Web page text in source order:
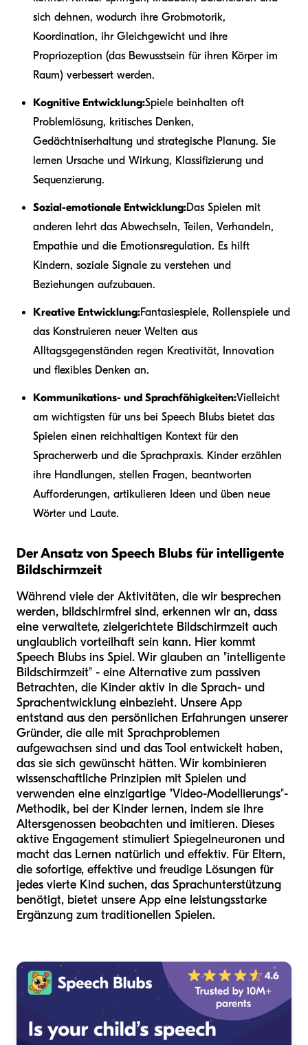
sich dehnen, wodurch ihre Grobmotorik,
Koordination, ihr Gleichgewicht und ihre
Propriozeption (das Bewusstsein für ihren Körper im
Raum) verbessert werden.
Kognitive Entwicklung:Spiele beinhalten oft
Problemlösung, kritisches Denken,
Gedächtniserhaltung und strategische Planung. Sie
lernen Ursache und Wirkung, Klassifizierung und
Sequenzierung.
Sozial-emotionale Entwicklung:Das Spielen mit
anderen lehrt das Abwechseln, Teilen, Verhandeln,
Empathie und die Emotionsregulation. Es hilft
Kindern, soziale Signale zu verstehen und
Beziehungen aufzubauen.
Kreative Entwicklung:Fantasiespiele, Rollenspiele und
das Konstruieren neuer Welten aus
Alltagsgegenständen regen Kreativität, Innovation
und flexibles Denken an.
Kommunikations- und Sprachfähigkeiten:Vielleicht
am wichtigsten für uns bei Speech Blubs bietet das
Spielen einen reichhaltigen Kontext für den
Spracherwerb und die Sprachpraxis. Kinder erzählen
ihre Handlungen, stellen Fragen, beantworten
Aufforderungen, artikulieren Ideen und üben neue
Wörter und Laute.
Der Ansatz von Speech Blubs für intelligente
Bildschirmzeit
Während viele der Aktivitäten, die wir besprechen
werden, bildschirmfrei sind, erkennen wir an, dass
eine verwaltete, zielgerichtete Bildschirmzeit auch
unglaublich vorteilhaft sein kann. Hier kommt
Speech Blubs ins Spiel. Wir glauben an "intelligente
Bildschirmzeit" - eine Alternative zum passiven
Betrachten, die Kinder aktiv in die Sprach- und
Sprachentwicklung einbezieht. Unsere App
entstand aus den persönlichen Erfahrungen unserer
Gründer, die alle mit Sprachproblemen
aufgewachsen sind und das Tool entwickelt haben,
das sie sich gewünscht hätten. Wir kombinieren
wissenschaftliche Prinzipien mit Spielen und
verwenden eine einzigartige "Video-Modellierungs"-
Methodik, bei der Kinder lernen, indem sie ihre
Altersgenossen beobachten und imitieren. Dieses
aktive Engagement stimuliert Spiegelneuronen und
macht das Lernen natürlich und effektiv. Für Eltern,
die sofortige, effektive und freudige Lösungen für
jedes vierte Kind suchen, das Sprachunterstützung
benötigt, bietet unsere App eine leistungsstarke
Ergänzung zum traditionellen Spielen.